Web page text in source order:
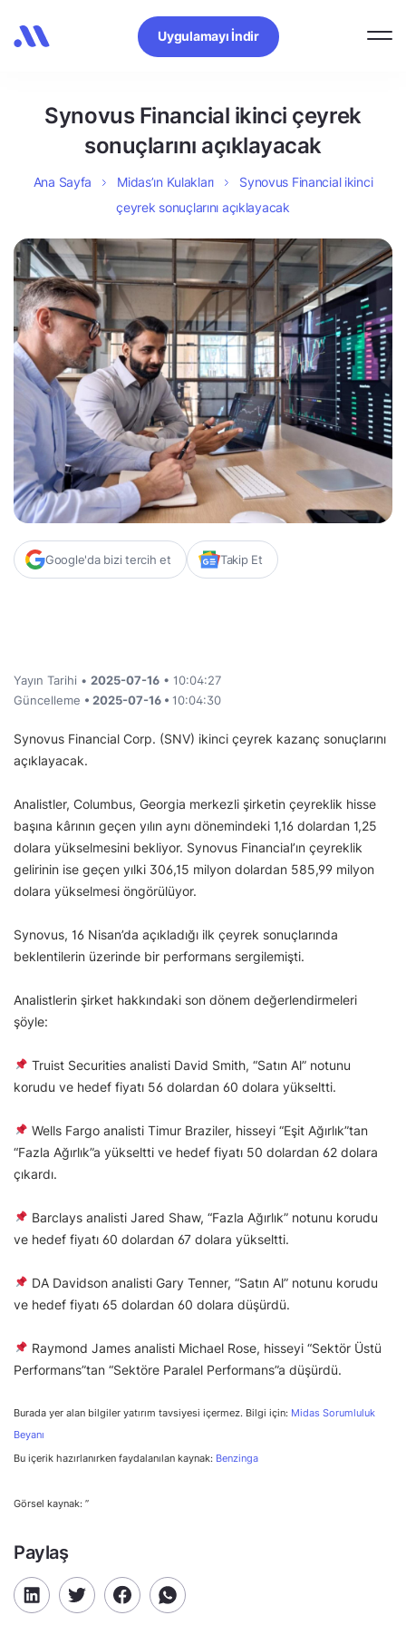
Uygulamayı İndir
Synovus Financial ikinci çeyrek
sonuçlarını açıklayacak
Ana Sayfa Midas’ın Kulakları
Synovus Financial ikinci
çeyrek sonuçlarını açıklayacak
Google'da bizi tercih et Takip Et
Yayın Tarihi • 2025-07-16 • 10:04:27
Güncelleme • 2025-07-16 • 10:04:30
Synovus Financial Corp. (SNV) ikinci çeyrek kazanç sonuçlarını
açıklayacak.
Analistler, Columbus, Georgia merkezli şirketin çeyreklik hisse
başına kârının geçen yılın aynı dönemindeki 1,16 dolardan 1,25
dolara yükselmesini bekliyor. Synovus Financial’ın çeyreklik
gelirinin ise geçen yılki 306,15 milyon dolardan 585,99 milyon
dolara yükselmesi öngörülüyor.
Synovus, 16 Nisan’da açıkladığı ilk çeyrek sonuçlarında
beklentilerin üzerinde bir performans sergilemişti.
Analistlerin şirket hakkındaki son dönem değerlendirmeleri
şöyle:
Truist Securities analisti David Smith, “Satın Al” notunu
korudu ve hedef fiyatı 56 dolardan 60 dolara yükseltti.
Wells Fargo analisti Timur Braziler, hisseyi “Eşit Ağırlık”tan
“Fazla Ağırlık”a yükseltti ve hedef fiyatı 50 dolardan 62 dolara
çıkardı.
Barclays analisti Jared Shaw, “Fazla Ağırlık” notunu korudu
ve hedef fiyatı 60 dolardan 67 dolara yükseltti.
DA Davidson analisti Gary Tenner, “Satın Al” notunu korudu
ve hedef fiyatı 65 dolardan 60 dolara düşürdü.
Raymond James analisti Michael Rose, hisseyi “Sektör Üstü
Performans”tan “Sektöre Paralel Performans”a düşürdü.
Burada yer alan bilgiler yatırım tavsiyesi içermez. Bilgi için: Midas Sorumluluk
Beyanı
Bu içerik hazırlanırken faydalanılan kaynak: Benzinga
Görsel kaynak: ”
Paylaş